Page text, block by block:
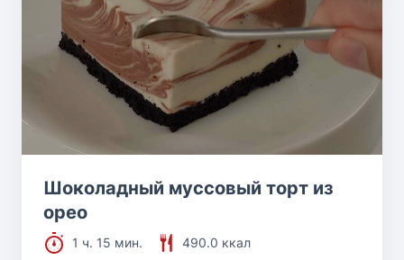
Шоколадный муссовый торт из
орео
1 ч. 15 мин.
490.0 ккал